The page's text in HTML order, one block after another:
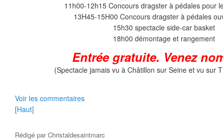
11h00-12h15 Concours dragster à pédales pour
13H45-15H00 Concours dragster à pédales
15h30 spectacle side-car basket
18h00 démontage et rangement
Entrée gratuite. Venez
(Spectacle jamais vu à Châtillon sur Seine et vu sur
Voir les commentaires
[Haut]
Rédigé parChristaldesaintmarc